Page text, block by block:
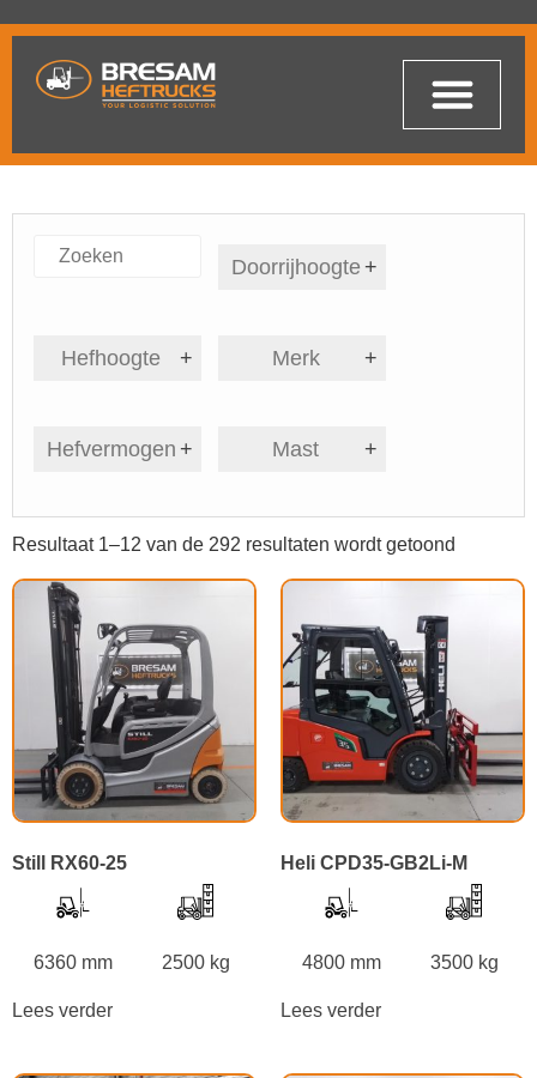
Doorrijhoogte +
Hefhoogte + Merk +
Hefvermogen + Mast +
Resultaat 1–12 van de 292 resultaten wordt getoond
Still RX60-25
6360 mm 2500 kg
Lees verder
Heli CPD35-GB2Li-M
4800 mm 3500 kg
Lees verder